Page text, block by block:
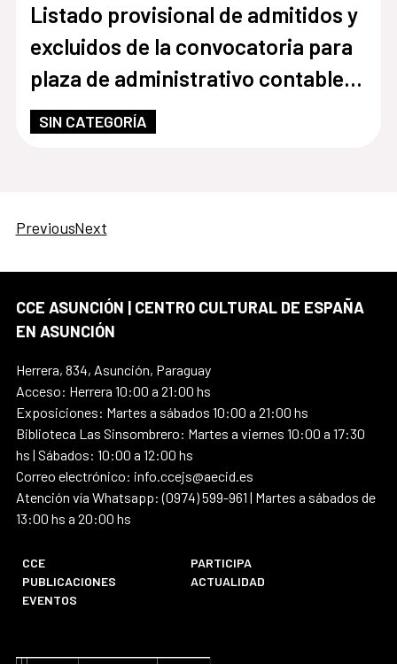
Listado provisional de admitidos y
excluidos de la convocatoria para
plaza de administrativo contable
CCE Paraguay
SIN CATEGORÍA
PreviousNext
CCE ASUNCIÓN | CENTRO CULTURAL DE ESPAÑA
EN ASUNCIÓN
Herrera, 834, Asunción, Paraguay
Acceso: Herrera 10:00 a 21:00 hs
Exposiciones: Martes a sábados 10:00 a 21:00 hs
Biblioteca Las Sinsombrero: Martes a viernes 10:00 a 17:30
hs | Sábados: 10:00 a 12:00 hs
Correo electrónico: info.ccejs@aecid.es
Atención vía Whatsapp: (0974) 599-961 | Martes a sábados de
13:00 hs a 20:00 hs
CCE
PARTICIPA
PUBLICACIONES
ACTUALIDAD
EVENTOS